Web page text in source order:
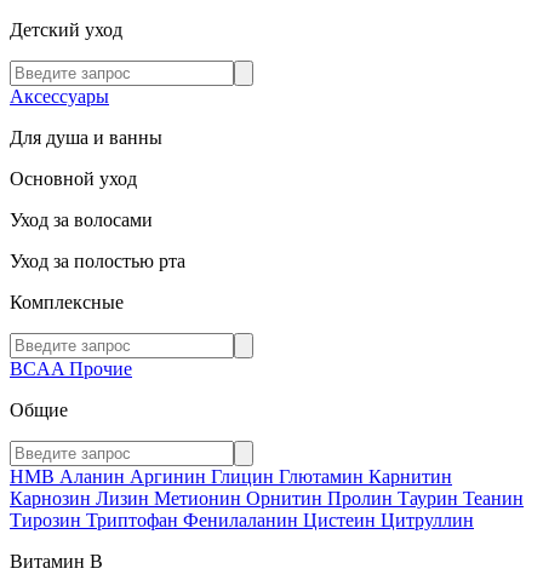
Детский уход
Аксессуары
Для душа и ванны
Основной уход
Уход за волосами
Уход за полостью рта
Комплексные
BCAA Прочие
Общие
HMB Аланин Аргинин Глицин Глютамин Карнитин
Карнозин Лизин Метионин Орнитин Пролин Таурин Теанин
Тирозин Триптофан Фенилаланин Цистеин Цитруллин
Витамин В